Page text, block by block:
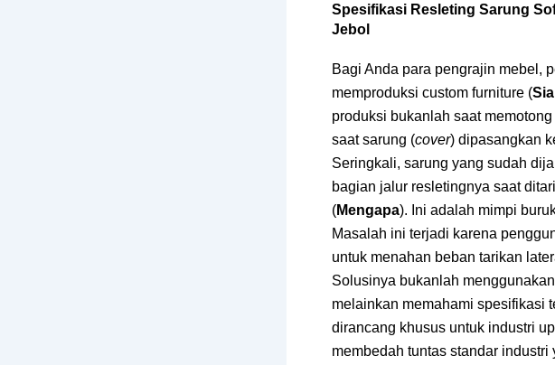
Spesifikasi Resleting Sarung
Jebol
Bagi Anda para pengrajin mebel,
memproduksi custom furniture (
produksi bukanlah saat
saat sarung (cover) dipasangkan
Seringkali, sarung yang sudah
bagian jalur resletingnya saat
(Mengapa). Ini adalah mimpi
Masalah ini terjadi karena
untuk menahan beban tarikan
Solusinya bukanlah
melainkan memahami spesifikasi
dirancang khusus untuk industri
membedah tuntas standar